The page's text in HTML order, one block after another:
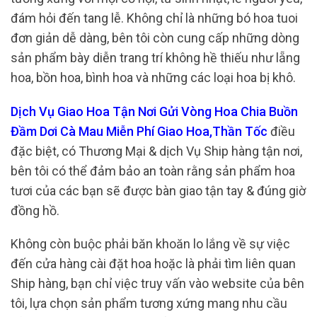
đám hỏi đến tang lễ. Không chỉ là những bó hoa tuoi
đơn giản dễ dàng, bên tôi còn cung cấp những dòng
sản phẩm bày diễn trang trí không hề thiếu như lẵng
hoa, bồn hoa, bình hoa và những các loại hoa bị khô.
Dịch Vụ Giao Hoa Tận Nơi Gửi Vòng Hoa Chia Buồn
Đầm Dơi Cà Mau Miễn Phí Giao Hoa,Thần Tốc điều
đặc biệt, có Thương Mại & dịch Vụ Ship hàng tận nơi,
bên tôi có thể đảm bảo an toàn rằng sản phẩm hoa
tươi của các bạn sẽ được bàn giao tận tay & đúng giờ
đồng hồ.
Không còn buộc phải băn khoăn lo lắng về sự việc
đến cửa hàng cài đặt hoa hoặc là phải tìm liên quan
Ship hàng, bạn chỉ việc truy vấn vào website của bên
tôi, lựa chọn sản phẩm tương xứng mang nhu cầu